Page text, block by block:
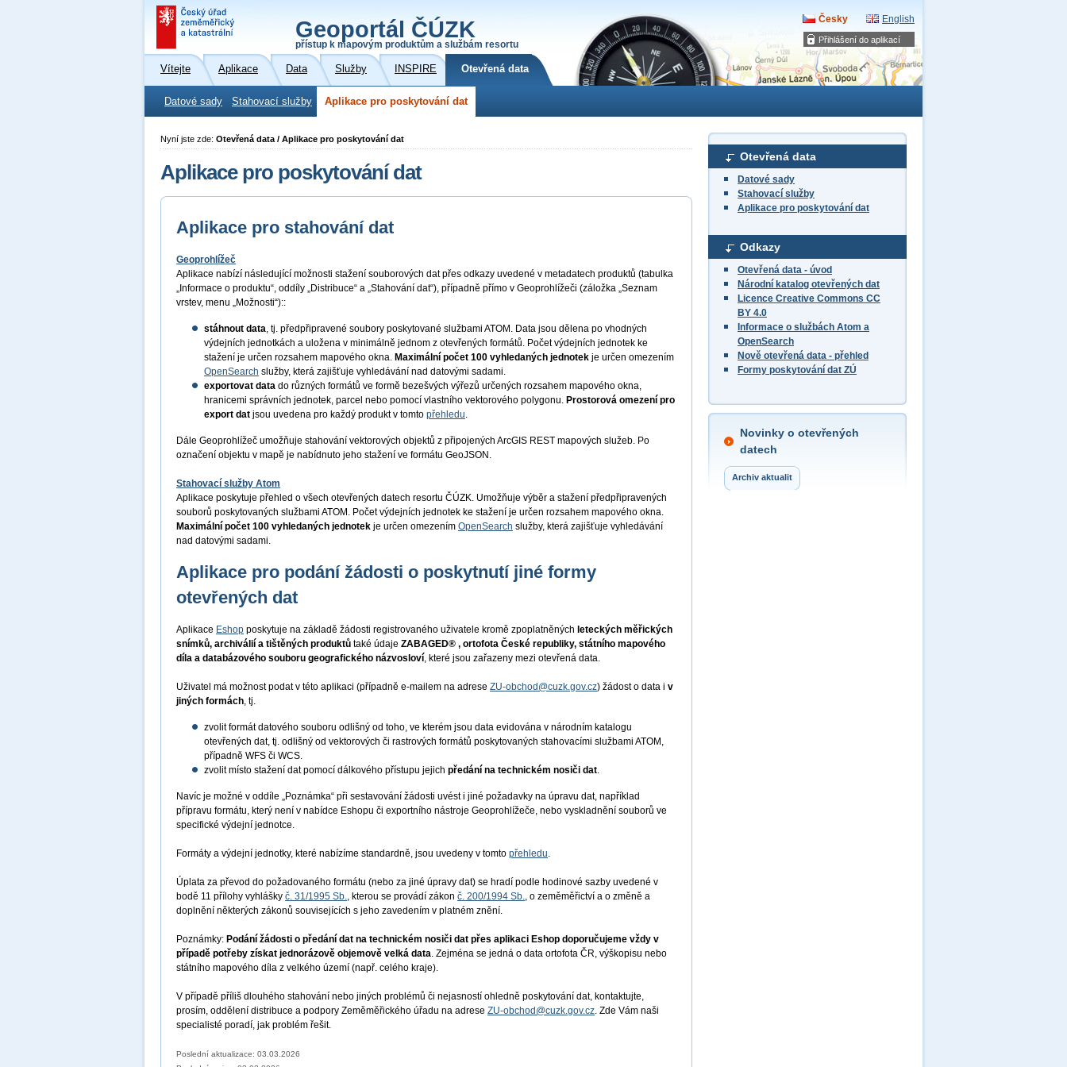
Přihlášení do aplikací
Geoportál ČÚZK
přístup k mapovým produktům a službám resortu
Česky English
Vítejte Aplikace Data Služby INSPIRE Otevřená data
Datové sady Stahovací služby Aplikace pro poskytování dat
Otevřená data
Datové sady
Stahovací služby
Aplikace pro poskytování dat
Odkazy
Otevřená data - úvod
Národní katalog otevřených dat
Licence Creative Commons CC
BY 4.0
Informace o službách Atom a
OpenSearch
Nově otevřená data - přehled
Formy poskytování dat ZÚ
Novinky o otevřených
datech
Archiv aktualit
Nyní jste zde: Otevřená data / Aplikace pro poskytování dat
Aplikace pro poskytování dat
Aplikace pro stahování dat
Geoprohlížeč
Aplikace nabízí následující možnosti stažení souborových dat přes odkazy uvedené v metadatech produktů (tabulka
„Informace o produktu“, oddíly „Distribuce“ a „Stahování dat“), případně přímo v Geoprohlížeči (záložka „Seznam
vrstev, menu „Možnosti“)::
stáhnout data, tj. předpřipravené soubory poskytované službami ATOM. Data jsou dělena po vhodných
výdejních jednotkách a uložena v minimálně jednom z otevřených formátů. Počet výdejních jednotek ke
stažení je určen rozsahem mapového okna. Maximální počet 100 vyhledaných jednotek je určen omezením
OpenSearch služby, která zajišťuje vyhledávání nad datovými sadami.
exportovat data do různých formátů ve formě bezešvých výřezů určených rozsahem mapového okna,
hranicemi správních jednotek, parcel nebo pomocí vlastního vektorového polygonu. Prostorová omezení pro
export dat jsou uvedena pro každý produkt v tomto přehledu.
Dále Geoprohlížeč umožňuje stahování vektorových objektů z připojených ArcGIS REST mapových služeb. Po
označení objektu v mapě je nabídnuto jeho stažení ve formátu GeoJSON.
Stahovací služby Atom
Aplikace poskytuje přehled o všech otevřených datech resortu ČÚZK. Umožňuje výběr a stažení předpřipravených
souborů poskytovaných službami ATOM. Počet výdejních jednotek ke stažení je určen rozsahem mapového okna.
Maximální počet 100 vyhledaných jednotek je určen omezením OpenSearch služby, která zajišťuje vyhledávání
nad datovými sadami.
Aplikace pro podání žádosti o poskytnutí jiné formy
otevřených dat
Aplikace Eshop poskytuje na základě žádosti registrovaného uživatele kromě zpoplatněných leteckých měřických
snímků, archiválií a tištěných produktů také údaje ZABAGED® , ortofota České republiky, státního mapového
díla a databázového souboru geografického názvosloví, které jsou zařazeny mezi otevřená data.
Uživatel má možnost podat v této aplikaci (případně e-mailem na adrese ZU-obchod@cuzk.gov.cz) žádost o data i v
jiných formách, tj.
zvolit formát datového souboru odlišný od toho, ve kterém jsou data evidována v národním katalogu
otevřených dat, tj. odlišný od vektorových či rastrových formátů poskytovaných stahovacími službami ATOM,
případně WFS či WCS.
zvolit místo stažení dat pomocí dálkového přístupu jejich předání na technickém nosiči dat.
Navíc je možné v oddíle „Poznámka“ při sestavování žádosti uvést i jiné požadavky na úpravu dat, například
přípravu formátu, který není v nabídce Eshopu či exportního nástroje Geoprohlížeče, nebo vyskladnění souborů ve
specifické výdejní jednotce.
Formáty a výdejní jednotky, které nabízíme standardně, jsou uvedeny v tomto přehledu.
Úplata za převod do požadovaného formátu (nebo za jiné úpravy dat) se hradí podle hodinové sazby uvedené v
bodě 11 přílohy vyhlášky č. 31/1995 Sb., kterou se provádí zákon č. 200/1994 Sb., o zeměměřictví a o změně a
doplnění některých zákonů souvisejících s jeho zavedením v platném znění.
Poznámky: Podání žádosti o předání dat na technickém nosiči dat přes aplikaci Eshop doporučujeme vždy v
případě potřeby získat jednorázově objemově velká data. Zejména se jedná o data ortofota ČR, výškopisu nebo
státního mapového díla z velkého území (např. celého kraje).
V případě příliš dlouhého stahování nebo jiných problémů či nejasností ohledně poskytování dat, kontaktujte,
prosím, oddělení distribuce a podpory Zeměměřického úřadu na adrese ZU-obchod@cuzk.gov.cz. Zde Vám naši
specialisté poradí, jak problém řešit.
Poslední aktualizace: 03.03.2026